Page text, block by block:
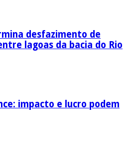
desfazimento de
lagoas da bacia do Rio
impacto e lucro podem